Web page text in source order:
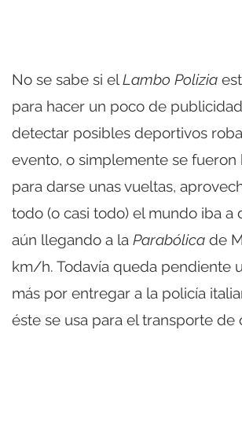
No se sabe si elLambo Polizia
para hacer un poco de
detectar posibles deportivos
evento, o simplemente se fueron
para darse unas vueltas,
todo (o casi todo) el mundo iba a
aún llegando a la Parabólica de
km/h. Todavía queda pendiente
más por entregar a la policía
éste se usa para el transporte de